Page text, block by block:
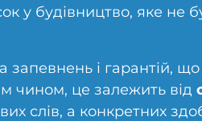
у будівництво, яке не
запевнень і гарантій, що
чином, це залежить від
слів, а конкретних